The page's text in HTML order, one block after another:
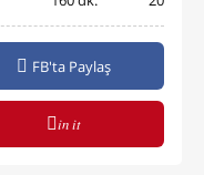
FB'ta Paylaş
in it